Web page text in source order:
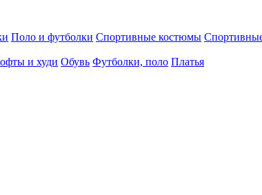
Поло и футболки Спортивные костюмы
и худи Обувь Футболки, поло Платья